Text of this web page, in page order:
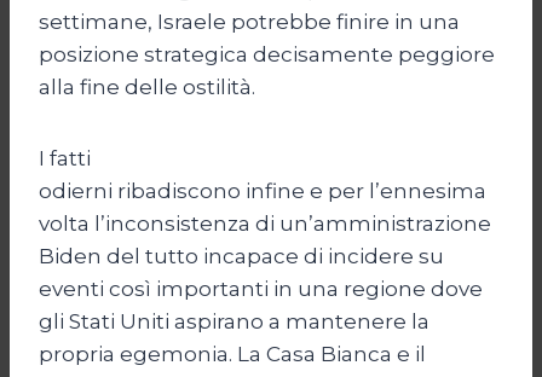
settimane, Israele potrebbe finire in una
posizione strategica decisamente peggiore
alla fine delle ostilità.
I fatti
odierni ribadiscono infine e per l’ennesima
volta l’inconsistenza di un’amministrazione
Biden del tutto incapace di incidere su
eventi così importanti in una regione dove
gli Stati Uniti aspirano a mantenere la
propria egemonia. La Casa Bianca e il